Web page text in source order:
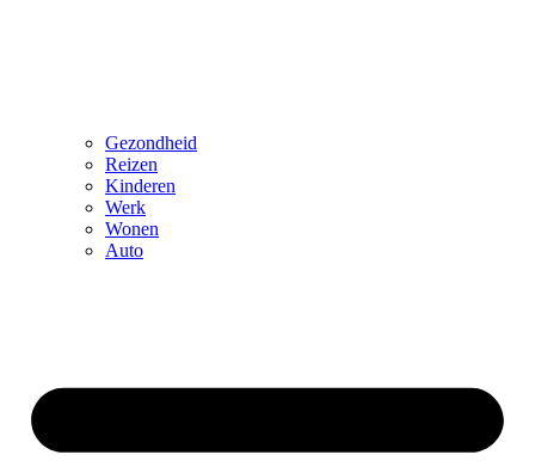
Gezondheid
Reizen
Kinderen
Werk
Wonen
Auto